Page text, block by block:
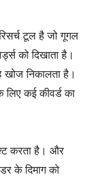
टूल है जो गूगल
को दिखाता है।
खोज निकालता है।
कई कीवर्ड का
करता है। और
के दिमाग को